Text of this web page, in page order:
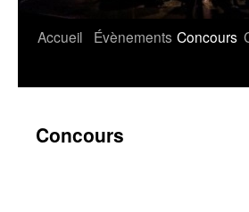
Aller
Accueil Évènements Concours
Concours